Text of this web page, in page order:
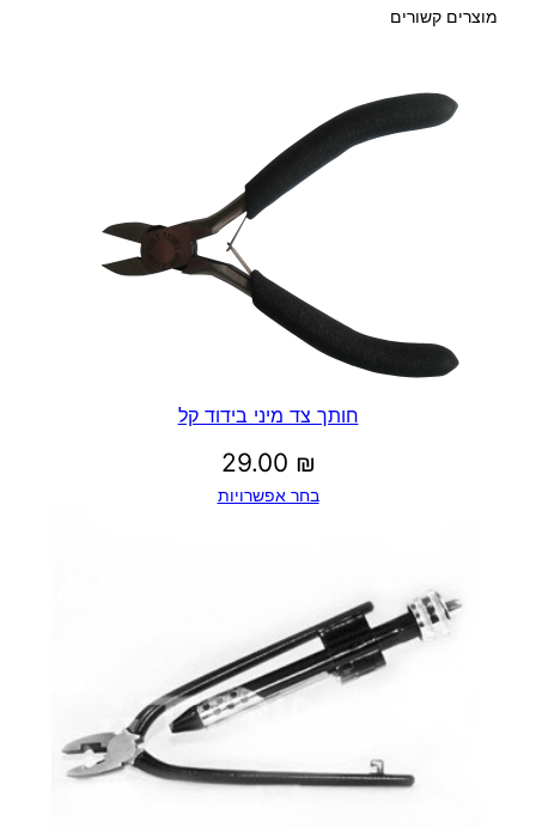
מוצרים קשורים
חותך צד מיני בידוד קל
29.00 ₪
בחר אפשרויות